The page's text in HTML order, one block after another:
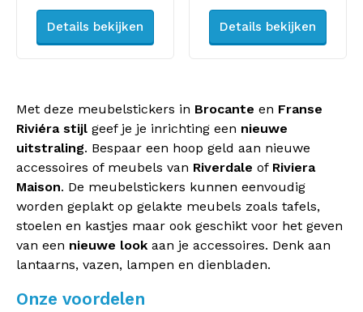
Details bekijken Details bekijken
Met deze meubelstickers in Brocante en Franse
Riviéra stijl geef je je inrichting een nieuwe
uitstraling. Bespaar een hoop geld aan nieuwe
accessoires of meubels van Riverdale of Riviera
Maison. De meubelstickers kunnen eenvoudig
worden geplakt op gelakte meubels zoals tafels,
stoelen en kastjes maar ook geschikt voor het geven
van een nieuwe look aan je accessoires. Denk aan
lantaarns, vazen, lampen en dienbladen.
Onze voordelen